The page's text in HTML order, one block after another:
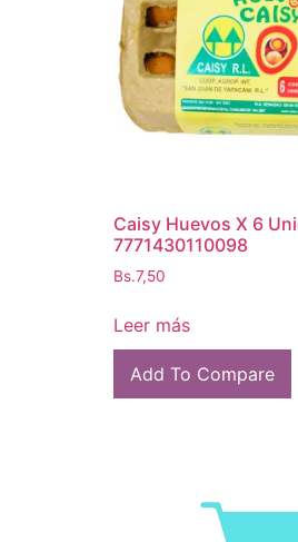
Caisy Huevos X 6
7771430110098
Bs.7,50
Leer más
Add To Compare